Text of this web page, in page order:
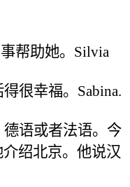
帮助她。 Silvia
很幸福。 Sabina.
德语或者法语。今
绍北京。他说汉